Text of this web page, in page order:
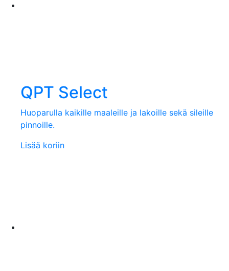
QPT Select
Huoparulla kaikille maaleille ja lakoille sekä sileille
pinnoille.
Lisää koriin